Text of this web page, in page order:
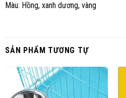
Màu: Hồng, xanh dương, vàng
SẢN PHẨM TƯƠNG TỰ